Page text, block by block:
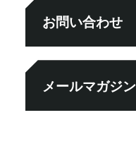
お問い合わせ
メールマガジン